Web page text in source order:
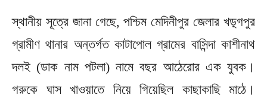
স্থানীয় সূত্রে জানা গেছে, পশ্চিম মেদিনীপুর জেলার খড়্গপুর
গ্রামীণ থানার অন্তর্গত কাটাপোল গ্রামের বাসিন্দা কাশীনাথ
দলই (ডাক নাম পটলা) নামে বছর আঠেরোর এক যুবক।
গরুকে ঘাস খাওয়াতে নিয়ে গিয়েছিল কাছাকাছি মাঠে।